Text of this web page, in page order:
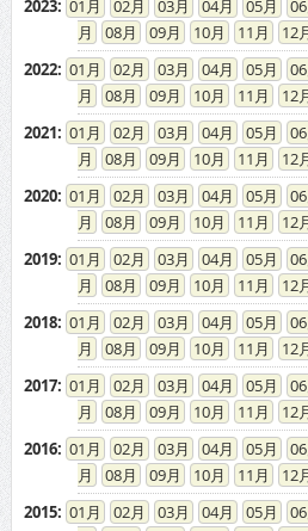
2023: 01 02 03 04 05 06
08
09 10 11
12
2022: 01 02 03 04 05 06
08
09 10 11
12
2021: 01 02 03 04 05 06
08
09 10 11
12
2020: 01 02 03 04 05 06
08
09 10 11
12
2019: 01 02 03 04 05 06
08
09 10 11
12
2018: 01 02 03 04 05 06
08
09 10 11
12
2017: 01 02 03 04 05 06
08
09 10 11
12
2016: 01 02 03 04 05 06
08
09 10 11
12
2015: 01 02 03 04 05 06